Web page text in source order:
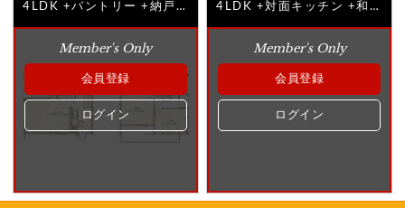
4LDK +パントリー +納戸 +対面キッチン +和室
Member's Only
会員登録
ログイン
4LDK +対面キッチン +和室⑤
Member's Only
会員登録
ログイン